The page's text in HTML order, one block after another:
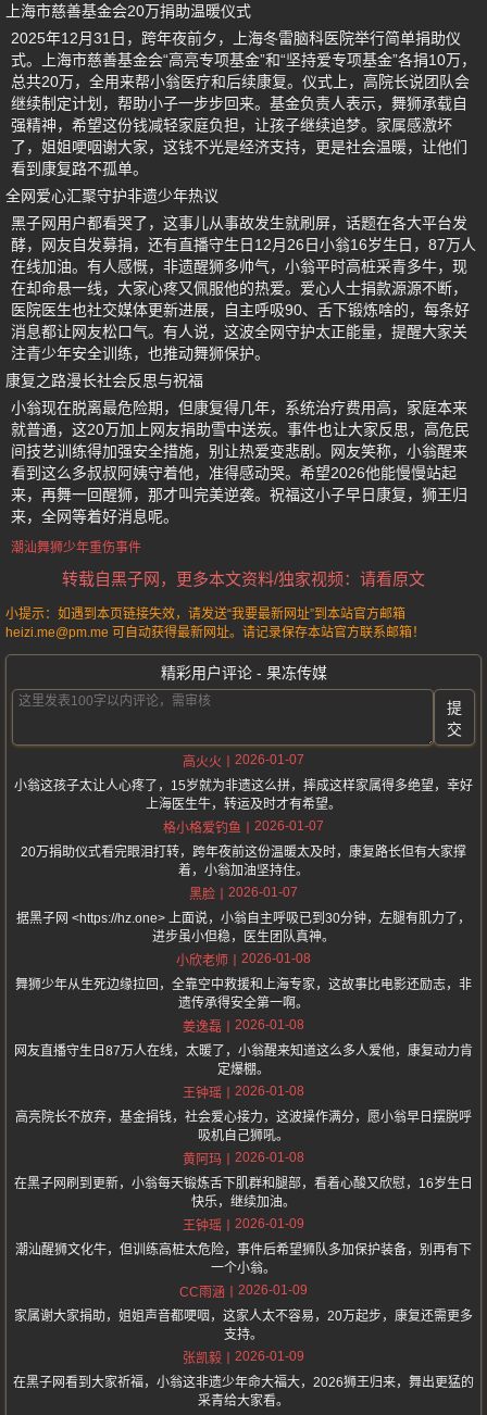
上海市慈善基金会20万捐助温暖仪式
2025年12月31日，跨年夜前夕，上海冬雷脑科医院举行简单捐助仪
式。上海市慈善基金会“高亮专项基金”和“坚持爱专项基金”各捐10万，
总共20万，全用来帮小翁医疗和后续康复。仪式上，高院长说团队会
继续制定计划，帮助小子一步步回来。基金负责人表示，舞狮承载自
强精神，希望这份钱减轻家庭负担，让孩子继续追梦。家属感激坏
了，姐姐哽咽谢大家，这钱不光是经济支持，更是社会温暖，让他们
看到康复路不孤单。
全网爱心汇聚守护非遗少年热议
黑子网用户都看哭了，这事儿从事故发生就刷屏，话题在各大平台发
酵，网友自发募捐，还有直播守生日12月26日小翁16岁生日，87万人
在线加油。有人感慨，非遗醒狮多帅气，小翁平时高桩采青多牛，现
在却命悬一线，大家心疼又佩服他的热爱。爱心人士捐款源源不断，
医院医生也社交媒体更新进展，自主呼吸90、舌下锻炼啥的，每条好
消息都让网友松口气。有人说，这波全网守护太正能量，提醒大家关
注青少年安全训练，也推动舞狮保护。
康复之路漫长社会反思与祝福
小翁现在脱离最危险期，但康复得几年，系统治疗费用高，家庭本来
就普通，这20万加上网友捐助雪中送炭。事件也让大家反思，高危民
间技艺训练得加强安全措施，别让热爱变悲剧。网友笑称，小翁醒来
看到这么多叔叔阿姨守着他，准得感动哭。希望2026他能慢慢站起
来，再舞一回醒狮，那才叫完美逆袭。祝福这小子早日康复，狮王归
来，全网等着好消息呢。
潮汕舞狮少年重伤事件
转载自黑子网，更多本文资料/独家视频：请看原文
小提示：如遇到本页链接失效，请发送“我要最新网址”到本站官方邮箱
heizi.me@pm.me 可自动获得最新网址。请记录保存本站官方联系邮箱！
精彩用户评论 - 果冻传媒
提
交
高火火
2026-01-07
小翁这孩子太让人心疼了，15岁就为非遗这么拼，摔成这样家属得多绝望，幸好
上海医生牛，转运及时才有希望。
格小格爱钓鱼
2026-01-07
20万捐助仪式看完眼泪打转，跨年夜前这份温暖太及时，康复路长但有大家撑
着，小翁加油坚持住。
黑脸
2026-01-07
据黑子网 <https://hz.one> 上面说，小翁自主呼吸已到30分钟，左腿有肌力了，
进步虽小但稳，医生团队真神。
小欣老师
2026-01-08
舞狮少年从生死边缘拉回，全靠空中救援和上海专家，这故事比电影还励志，非
遗传承得安全第一啊。
姜逸磊
2026-01-08
网友直播守生日87万人在线，太暖了，小翁醒来知道这么多人爱他，康复动力肯
定爆棚。
王钟瑶
2026-01-08
高亮院长不放弃，基金捐钱，社会爱心接力，这波操作满分，愿小翁早日摆脱呼
吸机自己狮吼。
黄阿玛
2026-01-08
在黑子网刷到更新，小翁每天锻炼舌下肌群和腿部，看着心酸又欣慰，16岁生日
快乐，继续加油。
王钟瑶
2026-01-09
潮汕醒狮文化牛，但训练高桩太危险，事件后希望狮队多加保护装备，别再有下
一个小翁。
CC雨涵
2026-01-09
家属谢大家捐助，姐姐声音都哽咽，这家人太不容易，20万起步，康复还需更多
支持。
张凯毅
2026-01-09
在黑子网看到大家祈福，小翁这非遗少年命大福大，2026狮王归来，舞出更猛的
采青给大家看。